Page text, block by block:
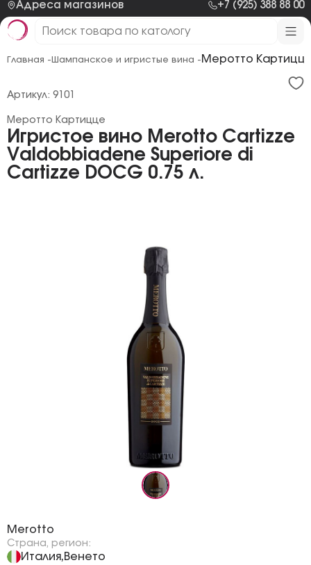
Адреса магазинов +7 (925) 388 88 00
Главная - Шампанское и игристые вина - Меротто
Игристое вино Merotto Cartizze
Valdobbiadene Superiore di
Cartizze DOCG 0.75 л.
Меротто Картицце
Артикул: 9101
Merotto
Страна, регион:
Италия,Венето